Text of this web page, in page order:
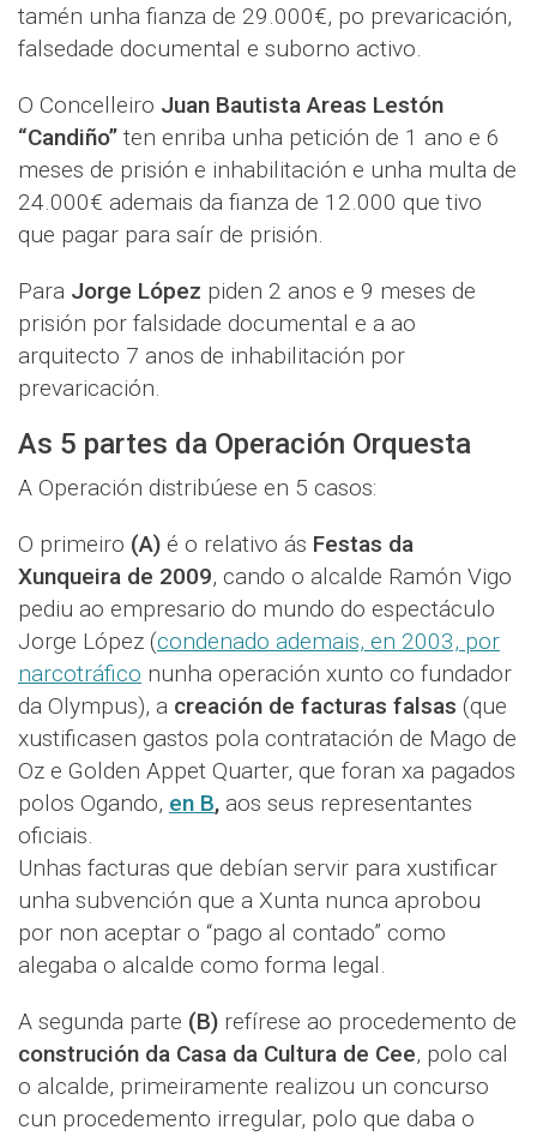
tamén unha fianza de 29.000€, po prevaricación,
falsedade documental e suborno activo.
O Concelleiro Juan Bautista Areas Lestón
“Candiño” ten enriba unha petición de 1 ano e 6
meses de prisión e inhabilitación e unha multa de
24.000€ ademais da fianza de 12.000 que tivo
que pagar para saír de prisión.
Para Jorge López piden 2 anos e 9 meses de
prisión por falsidade documental e a ao
arquitecto 7 anos de inhabilitación por
prevaricación.
As 5 partes da Operación Orquesta
A Operación distribúese en 5 casos:
O primeiro (A) é o relativo ás Festas da
Xunqueira de 2009, cando o alcalde Ramón Vigo
pediu ao empresario do mundo do espectáculo
Jorge López (condenado ademais, en 2003, por
narcotráfico nunha operación xunto co fundador
da Olympus), a creación de facturas falsas (que
xustificasen gastos pola contratación de Mago de
Oz e Golden Appet Quarter, que foran xa pagados
polos Ogando, en B, aos seus representantes
oficiais.
Unhas facturas que debían servir para xustificar
unha subvención que a Xunta nunca aprobou
por non aceptar o “pago al contado” como
alegaba o alcalde como forma legal.
A segunda parte (B) refírese ao procedemento de
construción da Casa da Cultura de Cee, polo cal
o alcalde, primeiramente realizou un concurso
cun procedemento irregular, polo que daba o